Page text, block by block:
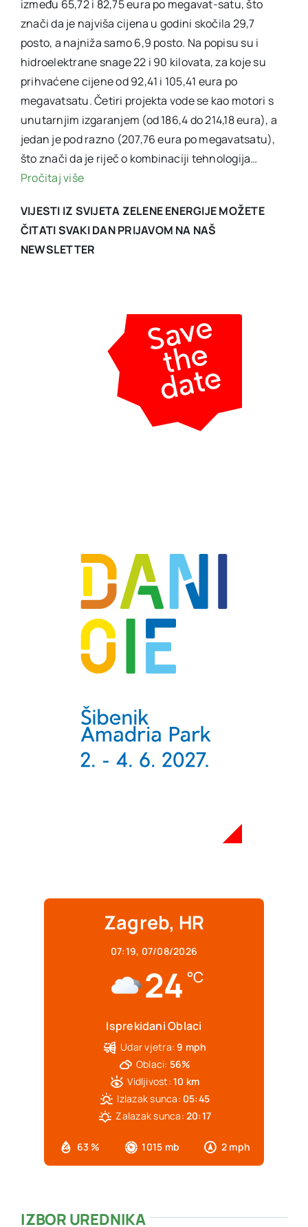
između 65,72 i 82,75 eura po megavat-satu, što
znači da je najviša cijena u godini skočila 29,7
posto, a najniža samo 6,9 posto. Na popisu su i
hidroelektrane snage 22 i 90 kilovata, za koje su
prihvaćene cijene od 92,41 i 105,41 eura po
megavatsatu. Četiri projekta vode se kao motori s
unutarnjim izgaranjem (od 186,4 do 214,18 eura), a
jedan je pod razno (207,76 eura po megavatsatu),
što znači da je riječ o kombinaciji tehnologija…
Pročitaj više
VIJESTI IZ SVIJETA ZELENE ENERGIJE MOŽETE
ČITATI SVAKI DAN PRIJAVOM NA NAŠ
NEWSLETTER
Zagreb, HR
07:19, 07/08/2026
24 °C
Isprekidani Oblaci
63 % 1015 mb 2 mph
Udar vjetra: 9 mph
Oblaci: 56%
Vidljivost: 10 km
Izlazak sunca: 05:45
Zalazak sunca: 20:17
IZBOR UREDNIKA